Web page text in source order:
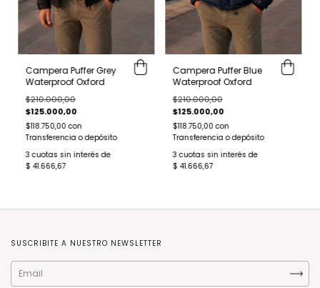
Campera Puffer Grey
Waterproof Oxford
$210.000,00
$125.000,00
$118.750,00con
Transferencia o depósito
3 cuotas sin interés de
$ 41.666,67
Campera Puffer Blue
Waterproof Oxford
$210.000,00
$125.000,00
$118.750,00con
Transferencia o depósito
3 cuotas sin interés de
$ 41.666,67
SUSCRIBITE A NUESTRO NEWSLETTER